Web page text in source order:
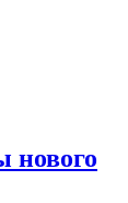
нового